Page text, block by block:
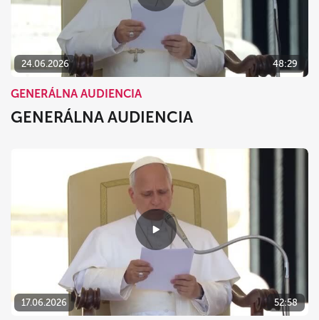
24.06.2026 48:29
GENERÁLNA AUDIENCIA
GENERÁLNA AUDIENCIA
17.06.2026 52:58